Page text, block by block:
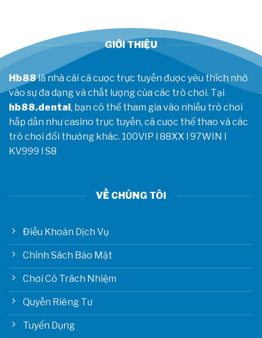
trước
CKTG
2026
GIỚI THIỆU
Hb88là nhà cái cá cược trực tuyến được yêu thích nhờ
vào sự đa dạng và chất lượng của các trò chơi. Tại
hb88.dental , bạn có thể tham gia vào nhiều trò chơi
hấp dẫn như casino trực tuyến, cá cược thể thao và các
trò chơi đổi thưởng khác. 100VIP 88XX 97WIN
KV999 S8
VỀ CHÚNG TÔI
Điều Khoản Dịch Vụ
Chính Sách Bảo Mật
Chơi Có Trách Nhiệm
Quyền Riêng Tư
Tuyển Dụng